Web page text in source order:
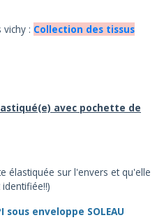
: Collection des tissus
avec pochette de
élastiquée sur l'envers et qu'elle
enveloppe SOLEAU